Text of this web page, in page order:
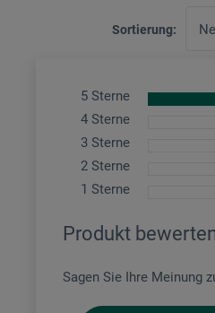
Sortierung:
5 Sterne
4 Sterne
3 Sterne
2 Sterne
1 Sterne
Produkt
Sagen Sie Ihre Meinung